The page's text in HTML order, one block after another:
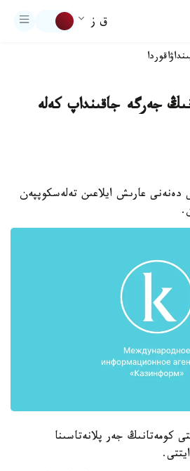
ق ز
اقوردا
جەرگە جاقىنداپ كەلە
دەنەنى عارىش ايلاعىن تەلەسكوپپەن
كومەتانىڭ جەر پلانەتاسىنا